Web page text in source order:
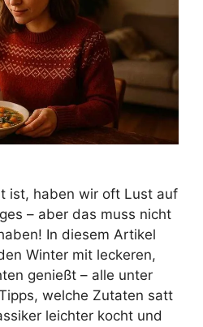
ist, haben wir oft Lust auf
– aber das muss nicht
In diesem Artikel
Winter mit leckeren,
genießt – alle unter
welche Zutaten satt
leichter kocht und